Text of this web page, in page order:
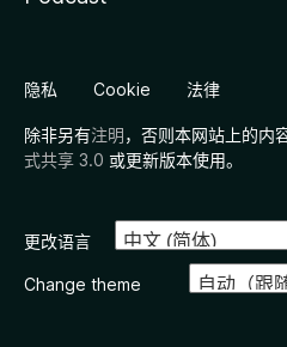
隐私 Cookie 法律
除非另有注明，否则本网站上的内
式共享 3.0 或更新版本使用。
更改语言
Change theme